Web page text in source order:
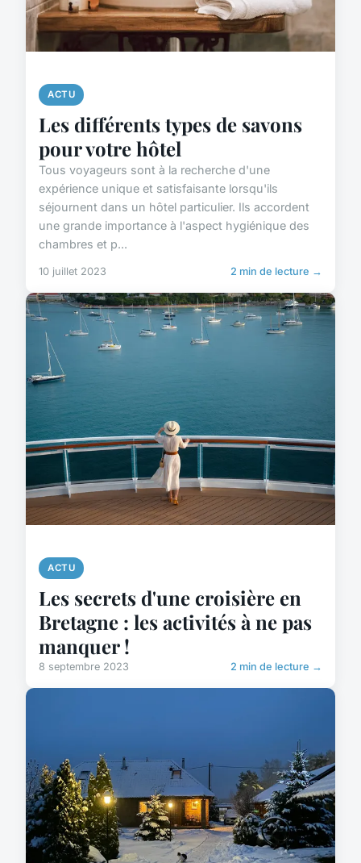
ACTU
Les différents types de savons
pour votre hôtel
Tous voyageurs sont à la recherche d'une
expérience unique et satisfaisante lorsqu'ils
séjournent dans un hôtel particulier. Ils accordent
une grande importance à l'aspect hygiénique des
chambres et p...
10 juillet 2023 2 min de lecture →
ACTU
Les secrets d'une croisière en
Bretagne : les activités à ne pas
manquer !
8 septembre 2023 2 min de lecture →